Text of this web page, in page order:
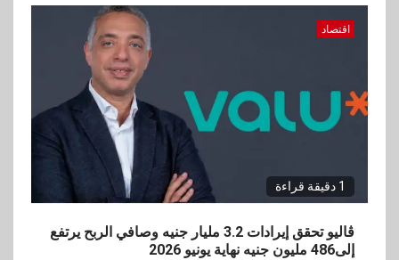
اقتصاد
1 دقيقة قراءة
ڤاليو تحقق إيرادات 3.2 مليار جنيه وصافي الربح يرتفع
إلى486 مليون جنيه نهاية يونيو 2026